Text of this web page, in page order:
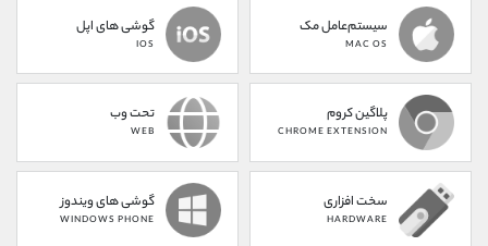
سیستم‌عامل مک
MAC OS
گوشی های اپل
IOS
پلاگین کروم
CHROME EXTENSION
تحت وب
WEB
سخت افزاری
HARDWARE
گوشی های ویندوز
WINDOWS PHONE